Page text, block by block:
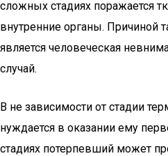
сложных стадиях поражается
внутренние органы. Причиной
является человеческая
случай.
В не зависимости от стадии
нуждается в оказании ему
стадиях потерпевший может